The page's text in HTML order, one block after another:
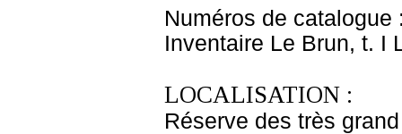
Numéros de catalogue
Inventaire Le Brun, t. I
LOCALISATION :
Réserve des très